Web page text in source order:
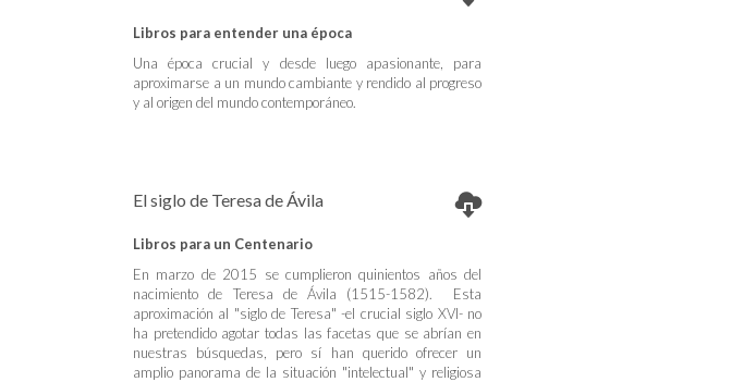
Libros para entender una época
Una época crucial y desde luego apasionante, para
aproximarse a un mundo cambiante y rendido al progreso
y al origen del mundo contemporáneo.
El siglo de Teresa de Ávila
Libros para un Centenario
En marzo de 2015 se cumplieron quinientos años del
nacimiento de Teresa de Ávila (1515-1582). Esta
aproximación al "siglo de Teresa" -el crucial siglo XVI- no
ha pretendido agotar todas las facetas que se abrían en
nuestras búsquedas, pero sí han querido ofrecer un
amplio panorama de la situación "intelectual" y religiosa